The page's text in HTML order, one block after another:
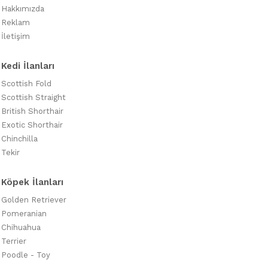
Hakkımızda
Reklam
İletişim
Kedi İlanları
Scottish Fold
Scottish Straight
British Shorthair
Exotic Shorthair
Chinchilla
Tekir
Köpek İlanları
Golden Retriever
Pomeranian
Chihuahua
Terrier
Poodle - Toy